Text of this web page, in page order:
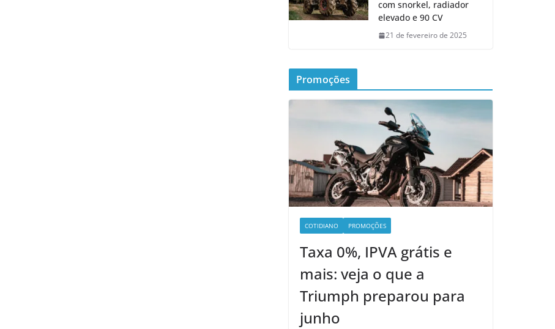
com snorkel, radiador
elevado e 90 CV
21 de fevereiro de 2025
Promoções
COTIDIANO PROMOÇÕES
Taxa 0%, IPVA grátis e
mais: veja o que a
Triumph preparou para
junho